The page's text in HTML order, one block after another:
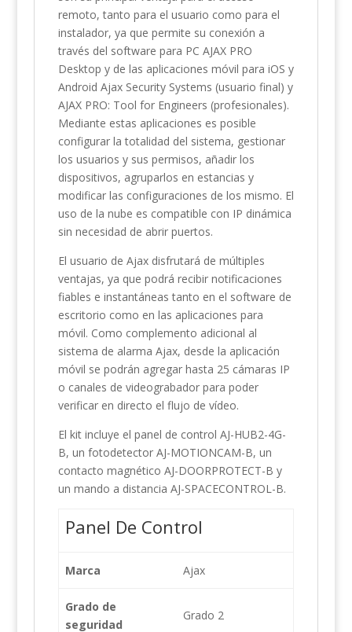
remoto, tanto para el usuario como para el
instalador, ya que permite su conexión a
través del software para PC AJAX PRO
Desktop y de las aplicaciones móvil para iOS y
Android Ajax Security Systems (usuario final) y
AJAX PRO: Tool for Engineers (profesionales).
Mediante estas aplicaciones es posible
configurar la totalidad del sistema, gestionar
los usuarios y sus permisos, añadir los
dispositivos, agruparlos en estancias y
modificar las configuraciones de los mismo. El
uso de la nube es compatible con IP dinámica
sin necesidad de abrir puertos.
El usuario de Ajax disfrutará de múltiples
ventajas, ya que podrá recibir notificaciones
fiables e instantáneas tanto en el software de
escritorio como en las aplicaciones para
móvil. Como complemento adicional al
sistema de alarma Ajax, desde la aplicación
móvil se podrán agregar hasta 25 cámaras IP
o canales de videograbador para poder
verificar en directo el flujo de vídeo.
El kit incluye el panel de control AJ-HUB2-4G-
B, un fotodetector AJ-MOTIONCAM-B, un
contacto magnético AJ-DOORPROTECT-B y
un mando a distancia AJ-SPACECONTROL-B.
Panel De Control
Marca Ajax
Grado de
seguridad
Grado 2